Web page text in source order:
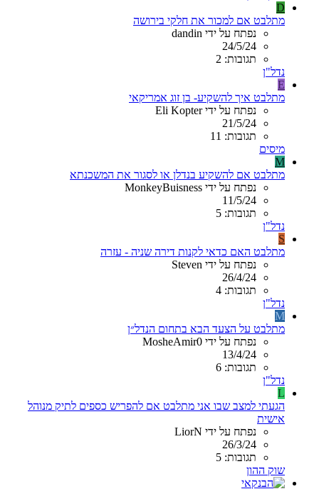
D
מתלבט אם למכור את חלקי בירושה
נפתח על ידי dandin
24/5/24
תגובות: 2
נדל"ן
E
מתלבט איך להשקיע- בן זוג אמריקאי
נפתח על ידי Eli Kopter
21/5/24
תגובות: 11
מיסים
M
מתלבט אם להשקיע בנדלן או לסגור את המשכנתא
נפתח על ידי MonkeyBuisness
11/5/24
תגובות: 5
נדל"ן
S
מתלבט האם כדאי לקנות דירה שניה - עזרה
נפתח על ידי Steven
26/4/24
תגובות: 4
נדל"ן
M
מתלבט על הצעד הבא בתחום הנדל״ן
נפתח על ידי MosheAmir0
13/4/24
תגובות: 6
נדל"ן
L
הגעתי למצב שבו אני מתלבט אם להפריש כספים לתיק מנוהל
אישית
נפתח על ידי LiorN
26/3/24
תגובות: 5
שוק ההון